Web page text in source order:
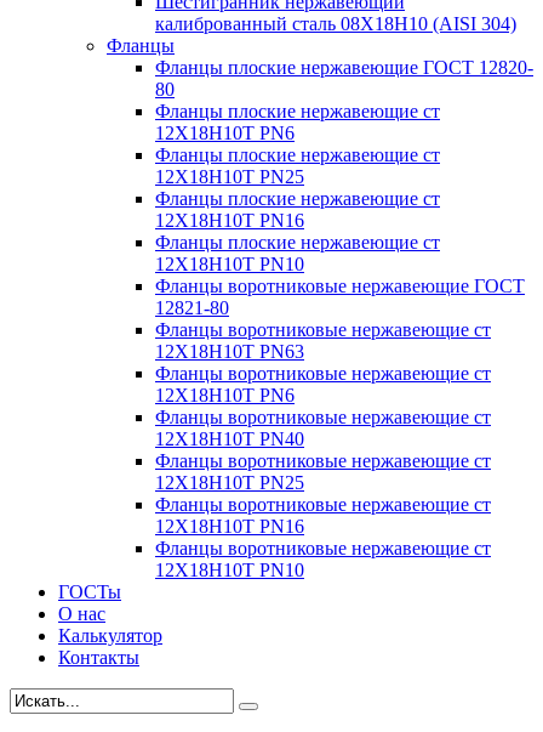
калиброванный сталь 08Х18Н10 (AISI 304)
Фланцы
Фланцы плоские нержавеющие ГОСТ 12820-
80
Фланцы плоские нержавеющие ст
12Х18Н10Т PN6
Фланцы плоские нержавеющие ст
12Х18Н10Т PN25
Фланцы плоские нержавеющие ст
12Х18Н10Т PN16
Фланцы плоские нержавеющие ст
12Х18Н10Т PN10
Фланцы воротниковые нержавеющие ГОСТ
12821-80
Фланцы воротниковые нержавеющие ст
12Х18Н10Т PN63
Фланцы воротниковые нержавеющие ст
12Х18Н10Т PN6
Фланцы воротниковые нержавеющие ст
12Х18Н10Т PN40
Фланцы воротниковые нержавеющие ст
12Х18Н10Т PN25
Фланцы воротниковые нержавеющие ст
12Х18Н10Т PN16
Фланцы воротниковые нержавеющие ст
12Х18Н10Т PN10
ГОСТы
О нас
Калькулятор
Контакты